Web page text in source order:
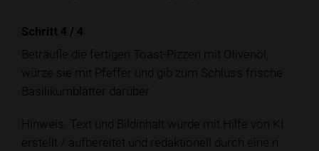
Schritt 4 / 4
Beträufle die fertigen Toast-Pizzen mit Olivenöl,
würze sie mit Pfeffer und gib zum Schluss frische
Basilikumblätter darüber.
Hinweis: Text und Bildinhalt wurde mit Hilfe von KI
erstellt / aufbereitet und redaktionell durch eine:n